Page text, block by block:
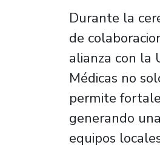
Durante la
de
alianza con la
Médicas no
permite
generando
equipos